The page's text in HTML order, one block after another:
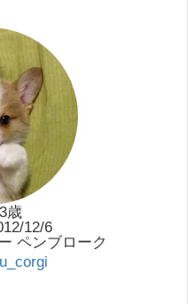
歳
12/6
ペンブローク